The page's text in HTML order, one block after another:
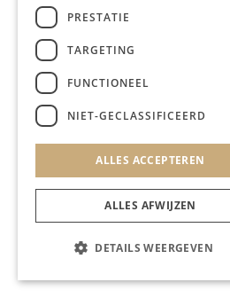
Deze apps
een stapje
WIJNEN
Zelfs
weer
Nouveau’
PRESTATIE
TARGETING
FUNCTIONEEL
NIET-GECLASSIFICEERD
ALLES ACCEPTEREN
ALLES AFWIJZEN
DETAILS WEERGEVEN